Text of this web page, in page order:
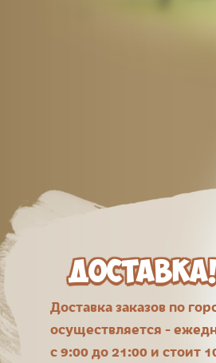
Доставка!
Доставка заказов по
осуществляется -
с 9:00 до 21:00 и стоит